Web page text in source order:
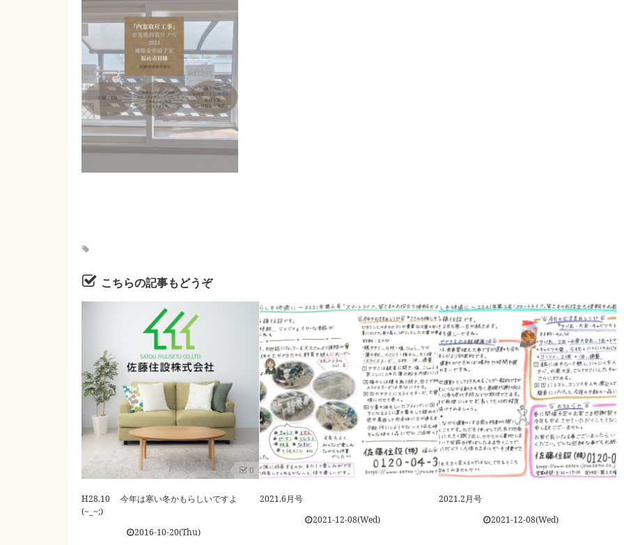
こちらの記事もどうぞ
0
H28.10 今年は寒い冬かもらしいですよ
(~_~;)
2016-10-20(Thu)
2021.6月号
2021-12-08(Wed)
2021.2月号
2021-12-08(Wed)